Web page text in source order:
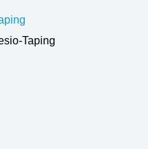
Taping